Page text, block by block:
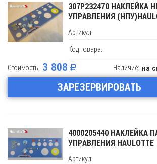
307P232470 НАКЛЕЙКА
УПРАВЛЕНИЯ
Артикул:
Код товара:
Стоимость: 3 808
ЗАРЕЗЕРВИРОВАТЬ
Наличие: на
4000205440 НАКЛЕЙКА
УПРАВЛЕНИЯ HAULOTTE
Артикул: